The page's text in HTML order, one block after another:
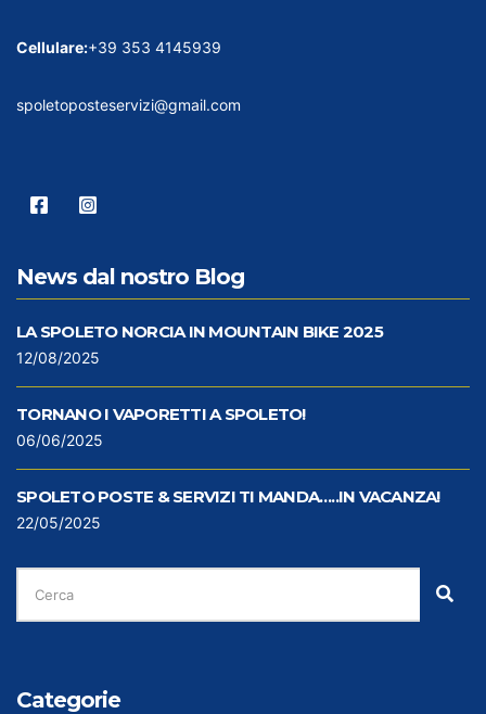
Cellulare:+39 353 4145939
spoletoposteservizi@gmail.com
News dal nostro Blog
LA SPOLETO NORCIA IN MOUNTAIN BIKE 2025
12/08/2025
TORNANO I VAPORETTI A SPOLETO!
06/06/2025
SPOLETO POSTE & SERVIZI TI MANDA…..IN VACANZA!
22/05/2025
CERCA
PER:
Categorie